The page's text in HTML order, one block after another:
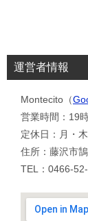
運営者情報
Montecito（
営業時間：19
定休日：月・木
住所：藤沢市
TEL：0466-